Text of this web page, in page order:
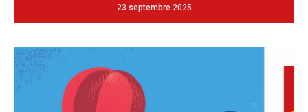
23 septembre 2025